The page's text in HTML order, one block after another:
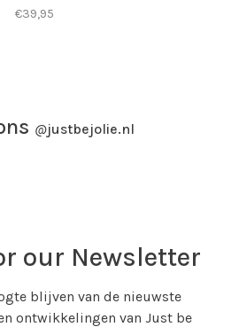
€39,95
@justbejolie.nl
our Newsletter
blijven van de nieuwste
ontwikkelingen van Just be